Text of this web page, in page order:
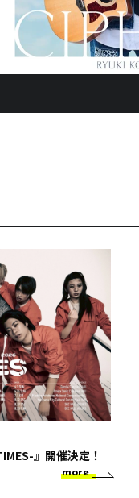
』開催決定！
more